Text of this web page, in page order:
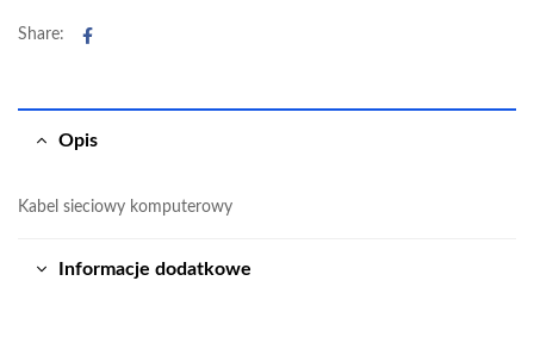
Share: Facebook
Opis
Kabel sieciowy komputerowy
Informacje dodatkowe